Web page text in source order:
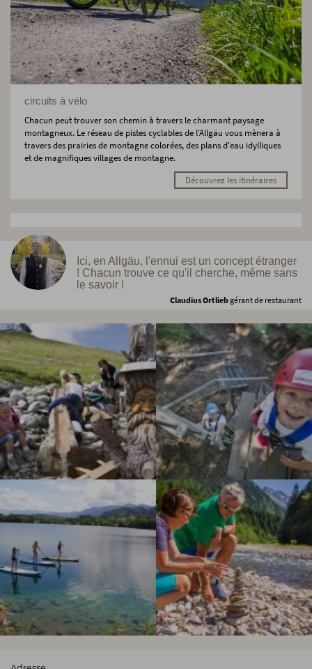
circuits à vélo
Chacun peut trouver son chemin à travers le charmant paysage
montagneux. Le réseau de pistes cyclables de l'Allgäu vous mènera à
travers des prairies de montagne colorées, des plans d'eau idylliques
et de magnifiques villages de montagne.
Découvrez les itinéraires
Ici, en Allgäu, l'ennui est un concept étranger
! Chacun trouve ce qu'il cherche, même sans
le savoir !
Claudius Ortliebgérant de restaurant